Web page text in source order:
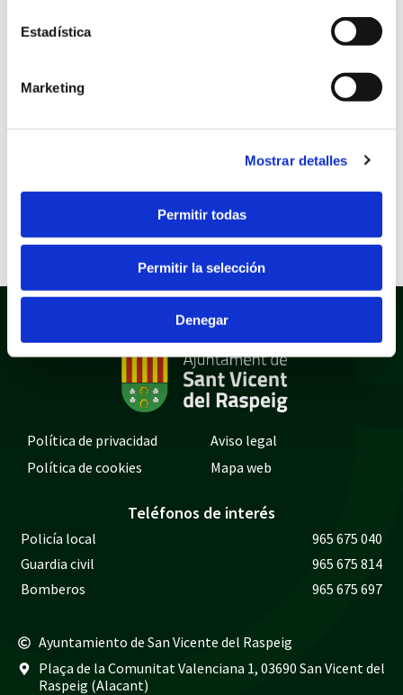
Estadística
Marketing
Mostrar detalles
Permitir todas
Permitir la selección
Denegar
COBRO DE TASAS Y
INFORMACIÓN DEL
AYUNTAMIENTO DE
CSERV18/18
Documentos
DECETO INCOACIÓN CSERV18/18
Política de privacidad
Aviso legal
Política de cookies
Mapa web
Teléfonos de interés
Policía local
965 675 040
Guardia civil
965 675 814
Bomberos
965 675 697
Ayuntamiento de San Vicente del Raspeig
Plaça de la Comunitat Valenciana 1, 03690 San Vicent del
Raspeig (Alacant)